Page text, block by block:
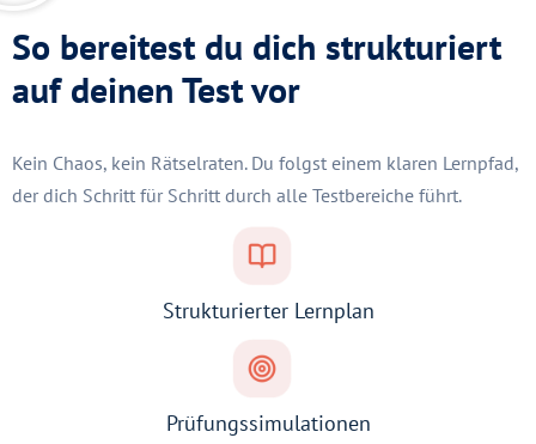
So bereitest du dich strukturiert
auf deinen Test vor
Kein Chaos, kein Rätselraten. Du folgst einem klaren Lernpfad,
der dich Schritt für Schritt durch alle Testbereiche führt.
Strukturierter Lernplan
Prüfungssimulationen